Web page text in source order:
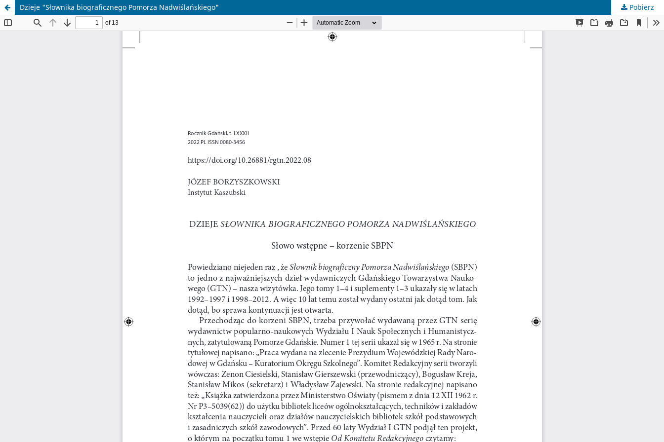
Dzieje "Słownika biograficznego Pomorza Nadwiślańskiego" Pobierz